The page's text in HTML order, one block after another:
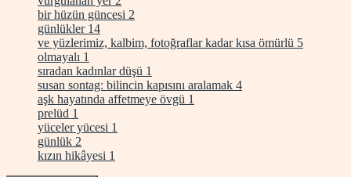
bir hüzün güncesi 2
günlükler 14
ve yüzlerimiz, kalbim, fotoğraflar kadar kısa ömürlü 5
olmayalı 1
sıradan kadınlar düşü 1
susan sontag: bilincin kapısını aralamak 4
aşk hayatında affetmeye övgü 1
prelüd 1
yüceler yücesi 1
günlük 2
kızın hikâyesi 1